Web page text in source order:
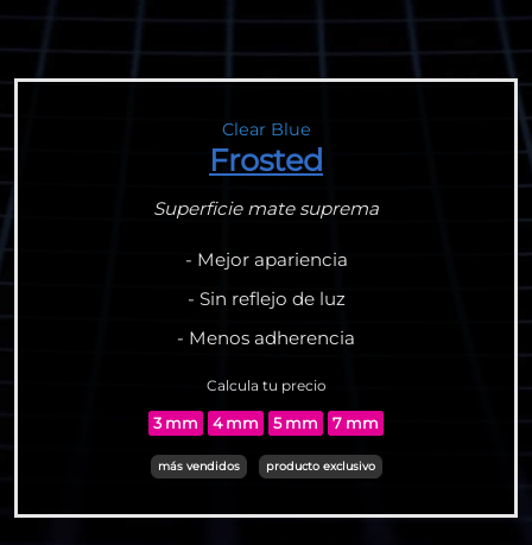
Clear Blue
Frosted
Superficie mate suprema
- Mejor apariencia
- Sin reflejo de luz
- Menos adherencia
Calcula tu precio
3 mm 4 mm 5 mm 7 mm
más vendidos producto exclusivo